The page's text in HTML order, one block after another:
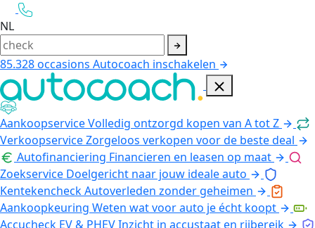
NL
85.328occasions Autocoach inschakelen
AankoopserviceVolledig ontzorgd kopen van A tot Z
VerkoopserviceZorgeloos verkopen voor de beste deal
Autofinanciering Financieren en leasen op maat
Zoekservice Doelgericht naar jouw ideale auto
KentekencheckAutoverleden zonder geheimen
Aankoopkeuring Weten wat voor auto je écht koopt
Accucheck EV & PHEVInzicht in accustaat en rijbereik